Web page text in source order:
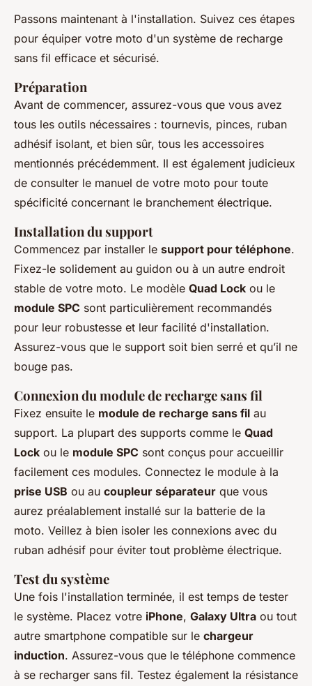
Passons maintenant à l'installation. Suivez ces étapes
pour équiper votre moto d'un système de recharge
sans fil efficace et sécurisé.
Préparation
Avant de commencer, assurez-vous que vous avez
tous les outils nécessaires : tournevis, pinces, ruban
adhésif isolant, et bien sûr, tous les accessoires
mentionnés précédemment. Il est également judicieux
de consulter le manuel de votre moto pour toute
spécificité concernant le branchement électrique.
Installation du support
Commencez par installer le support pour téléphone.
Fixez-le solidement au guidon ou à un autre endroit
stable de votre moto. Le modèle Quad Lock ou le
module SPC sont particulièrement recommandés
pour leur robustesse et leur facilité d'installation.
Assurez-vous que le support soit bien serré et qu’il ne
bouge pas.
Connexion du module de recharge sans fil
Fixez ensuite le module de recharge sans fil au
support. La plupart des supports comme le Quad
Lock ou le module SPC sont conçus pour accueillir
facilement ces modules. Connectez le module à la
prise USB ou au coupleur séparateur que vous
aurez préalablement installé sur la batterie de la
moto. Veillez à bien isoler les connexions avec du
ruban adhésif pour éviter tout problème électrique.
Test du système
Une fois l'installation terminée, il est temps de tester
le système. Placez votre iPhone, Galaxy Ultra ou tout
autre smartphone compatible sur le chargeur
induction. Assurez-vous que le téléphone commence
à se recharger sans fil. Testez également la résistance